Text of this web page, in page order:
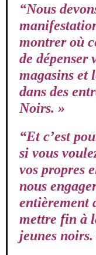
“Nous
montrer où
de dépenser
magasins et
dans des
Noirs. »
“Et c’est
si vous
vos propres
nous
entièrement
mettre fin à
jeunes noirs.